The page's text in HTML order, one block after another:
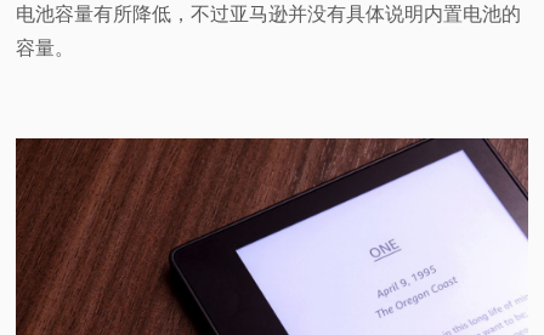
电池容量有所降低，不过亚马逊并没有具体说明内置电池的
容量。